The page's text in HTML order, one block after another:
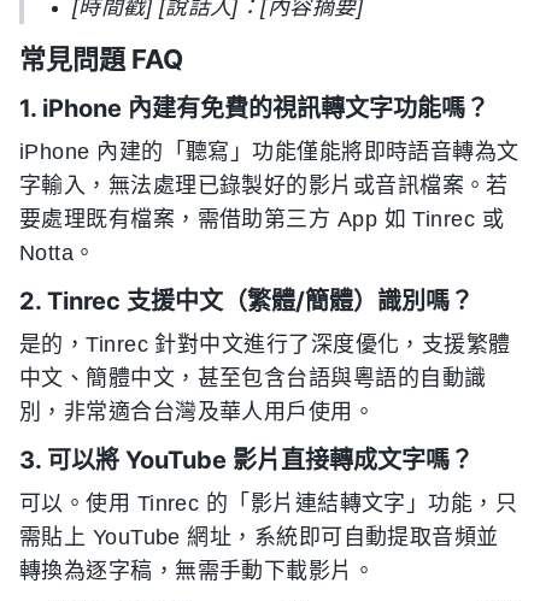
[時間戳] [說話人]：[內容摘要]
常見問題 FAQ
1. iPhone 內建有免費的視訊轉文字功能嗎？
iPhone 內建的「聽寫」功能僅能將即時語音轉為文
字輸入，無法處理已錄製好的影片或音訊檔案。若
要處理既有檔案，需借助第三方 App 如 Tinrec 或
Notta。
2. Tinrec 支援中文（繁體/簡體）識別嗎？
是的，Tinrec 針對中文進行了深度優化，支援繁體
中文、簡體中文，甚至包含台語與粵語的自動識
別，非常適合台灣及華人用戶使用。
3. 可以將 YouTube 影片直接轉成文字嗎？
可以。使用 Tinrec 的「影片連結轉文字」功能，只
需貼上 YouTube 網址，系統即可自動提取音頻並
轉換為逐字稿，無需手動下載影片。